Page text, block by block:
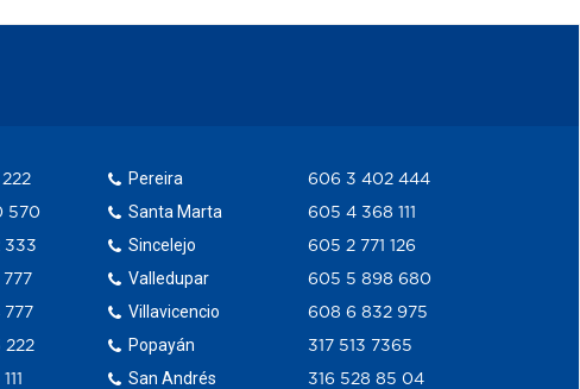
570
333
Pereira
Santa Marta
Sincelejo
Valledupar
Villavicencio
Popayán
San Andrés
606 3 402 444
605 4 368 111
605 2 771 126
605 5 898 680
608 6 832 975
317 513 7365
316 528 85 04